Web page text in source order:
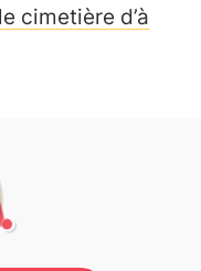
cimetière d’à